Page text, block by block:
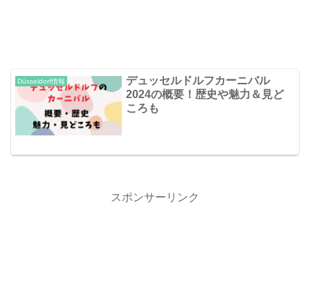
Düsseldorf情報
デュッセルドルフカーニバル
2024の概要！歴史や魅力＆見ど
ころも
スポンサーリンク